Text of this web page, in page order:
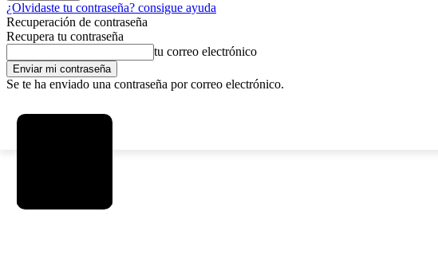
¿Olvidaste tu contraseña? consigue ayuda
Recuperación de contraseña
Recupera tu contraseña
tu correo electrónico
Se te ha enviado una contraseña por correo electrónico.